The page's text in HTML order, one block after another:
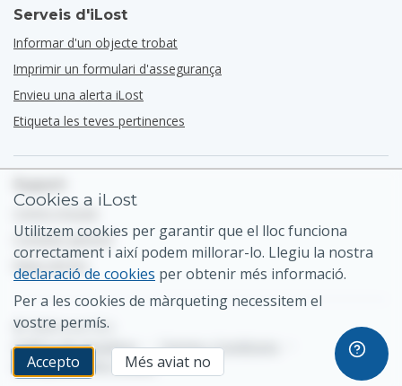
Serveis d'iLost
Informar d'un objecte trobat
Imprimir un formulari d'assegurança
Envieu una alerta iLost
Etiqueta les teves pertinences
Contacte general
Mapa del lloc
© 2026 iLost B.V.
Política de privadesa • Termes i Condicions
Configuració de cookies
Cookies a iLost
Utilitzem cookies per garantir que el lloc funciona
correctament i així podem millorar-lo. Llegiu la nostra
declaració de cookies per obtenir més informació.
Per a les cookies de màrqueting necessitem el
vostre permís.
Accepto
Més aviat no